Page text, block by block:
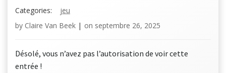
Categories:
jeu
by Claire Van Beek | on septembre 26, 2025
Désolé, vous n’avez pas l’autorisation de voir cette
entrée !